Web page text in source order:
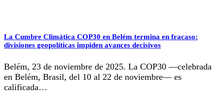
La Cumbre Climática COP30 en Belém termina en fracaso:
divisiones geopolíticas impiden avances decisivos
Belém, 23 de noviembre de 2025. La COP30 —celebrada
en Belém, Brasil, del 10 al 22 de noviembre— es
calificada…